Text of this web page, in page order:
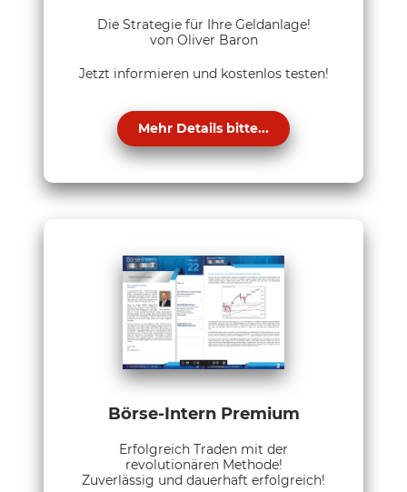
Die Strategie für Ihre Geldanlage!
von Oliver Baron
Jetzt informieren und kostenlos testen!
Mehr Details bitte...
Börse-Intern Premium
Erfolgreich Traden mit der
revolutionären Methode!
Zuverlässig und dauerhaft erfolgreich!